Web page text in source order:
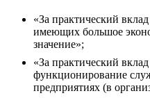
«За практический
имеющих большое
значение»;
«За практический
функционирование
предприятиях (в